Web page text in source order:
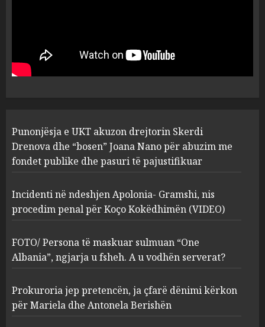
1
“bosen” Joana Nano për
abuzim me fondet publike dhe
pasuri të pajustifikuar
2
Apolonia- Gramshi, nis
procedim penal për Koço
Kokëdhimën (VIDEO)
MARCH 27, 2025
3
FOTO/ Persona të maskuar
sulmuan “One Albania”,
ngjarja u fsheh. A u vodhën
serverat?
MARCH 25, 2025
Prokuroria jep pretencën, ja
çfarë dënimi kërkon për
Punonjësja e UKT akuzon drejtorin Skerdi
Drenova dhe “bosen” Joana Nano për abuzim me
fondet publike dhe pasuri të pajustifikuar
Incidenti në ndeshjen Apolonia- Gramshi, nis
procedim penal për Koço Kokëdhimën (VIDEO)
FOTO/ Persona të maskuar sulmuan “One
Albania”, ngjarja u fsheh. A u vodhën serverat?
Prokuroria jep pretencën, ja çfarë dënimi kërkon
për Mariela dhe Antonela Berishën